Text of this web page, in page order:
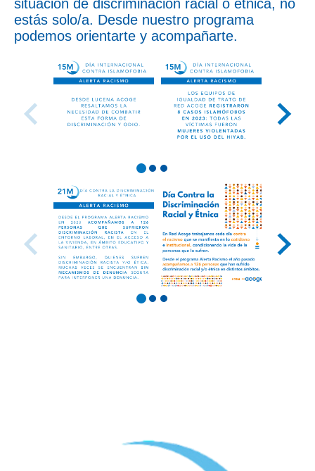
situación de discriminación racial o étnica, no
estás solo/a. Desde nuestro programa
podemos orientarte y acompañarte.